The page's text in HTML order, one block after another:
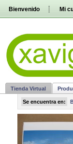
directamente
Bienvenido Mi
Tienda Virtual
Se encuentra en: